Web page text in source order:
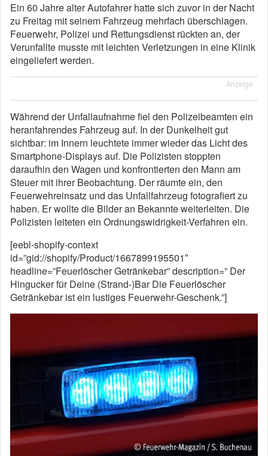
Ein 60 Jahre alter Autofahrer hatte sich zuvor in der Nacht
zu Freitag mit seinem Fahrzeug mehrfach überschlagen.
Feuerwehr, Polizei und Rettungsdienst rückten an, der
Verunfallte musste mit leichten Verletzungen in eine Klinik
eingeliefert werden.
Anzeige
Während der Unfallaufnahme fiel den Polizeibeamten ein
heranfahrendes Fahrzeug auf. In der Dunkelheit gut
sichtbar: im Innern leuchtete immer wieder das Licht des
Smartphone-Displays auf. Die Polizisten stoppten
daraufhin den Wagen und konfrontierten den Mann am
Steuer mit ihrer Beobachtung. Der räumte ein, den
Feuerwehreinsatz und das Unfallfahrzeug fotografiert zu
haben. Er wollte die Bilder an Bekannte weiterleiten. Die
Polizisten leiteten ein Ordnungswidrigkeit-Verfahren ein.
[eebl-shopify-context
id=”gid://shopify/Product/1667899195501″
headline=”Feuerlöscher Getränkebar” description=” Der
Hingucker für Deine (Strand-)Bar Die Feuerlöscher
Getränkebar ist ein lustiges Feuerwehr-Geschenk.”]